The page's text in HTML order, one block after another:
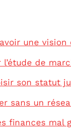
une
l’étude de
son statut
sans un
finances mal